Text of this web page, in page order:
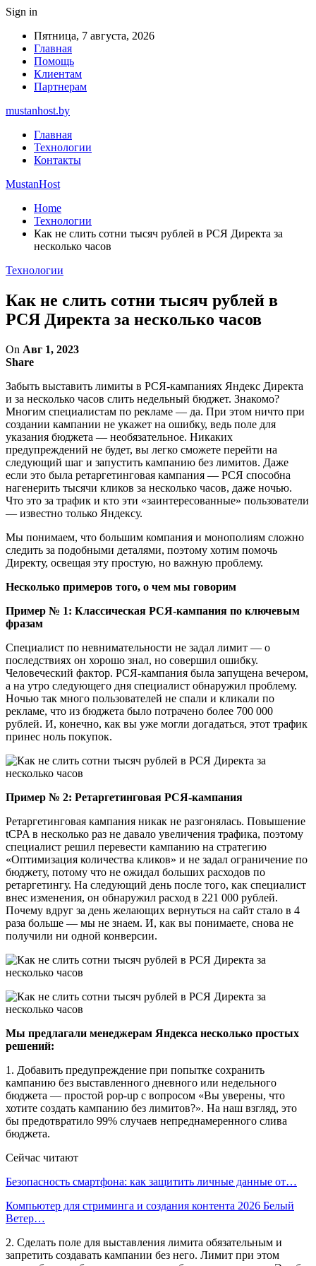
Sign in
Пятница, 7 августа, 2026
Главная
Помощь
Клиентам
Партнерам
mustanhost.by
Главная
Технологии
Контакты
MustanHost
Home
Технологии
Как не слить сотни тысяч рублей в РСЯ Директа за
несколько часов
Технологии
Как не слить сотни тысяч рублей в
РСЯ Директа за несколько часов
On Авг 1, 2023
Share
Забыть выставить лимиты в РСЯ-кампаниях Яндекс Директа
и за несколько часов слить недельный бюджет. Знакомо?
Многим специалистам по рекламе — да. При этом ничто при
создании кампании не укажет на ошибку, ведь поле для
указания бюджета — необязательное. Никаких
предупреждений не будет, вы легко сможете перейти на
следующий шаг и запустить кампанию без лимитов. Даже
если это была ретаргетинговая кампания — РСЯ способна
нагенерить тысячи кликов за несколько часов, даже ночью.
Что это за трафик и кто эти «заинтересованные» пользователи
— известно только Яндексу.
Мы понимаем, что большим компания и монополиям сложно
следить за подобными деталями, поэтому хотим помочь
Директу, освещая эту простую, но важную проблему.
Несколько примеров того, о чем мы говорим
Пример № 1: Классическая РСЯ-кампания по ключевым
фразам
Специалист по невнимательности не задал лимит — о
последствиях он хорошо знал, но совершил ошибку.
Человеческий фактор. РСЯ-кампания была запущена вечером,
а на утро следующего дня специалист обнаружил проблему.
Ночью так много пользователей не спали и кликали по
рекламе, что из бюджета было потрачено более 700 000
рублей. И, конечно, как вы уже могли догадаться, этот трафик
принес ноль покупок.
Пример № 2: Ретаргетинговая РСЯ-кампания
Ретаргетинговая кампания никак не разгонялась. Повышение
tCPA в несколько раз не давало увеличения трафика, поэтому
специалист решил перевести кампанию на стратегию
«Оптимизация количества кликов» и не задал ограничение по
бюджету, потому что не ожидал больших расходов по
ретаргетингу. На следующий день после того, как специалист
внес изменения, он обнаружил расход в 221 000 рублей.
Почему вдруг за день желающих вернуться на сайт стало в 4
раза больше — мы не знаем. И, как вы понимаете, снова не
получили ни одной конверсии.
Мы предлагали менеджерам Яндекса несколько простых
решений:
1. Добавить предупреждение при попытке сохранить
кампанию без выставленного дневного или недельного
бюджета — простой pop-up с вопросом «Вы уверены, что
хотите создать кампанию без лимитов?». На наш взгляд, это
бы предотвратило 99% случаев непреднамеренного слива
бюджета.
Сейчас читают
Безопасность смартфона: как защитить личные данные от…
Компьютер для стриминга и создания контента 2026 Белый
Ветер…
2. Сделать поле для выставления лимита обязательным и
запретить создавать кампании без него. Лимит при этом